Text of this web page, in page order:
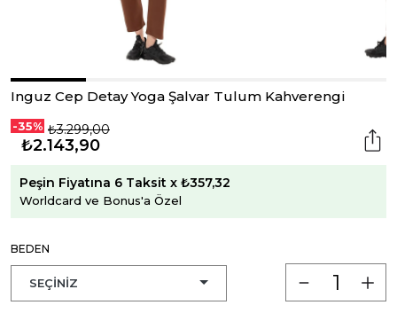
Inguz Cep Detay Yoga Şalvar Tulum Kahverengi
-35% ₺3.299,00
₺2.143,90
Peşin Fiyatına 6 Taksit x ₺357,32
Worldcard ve Bonus'a Özel
BEDEN